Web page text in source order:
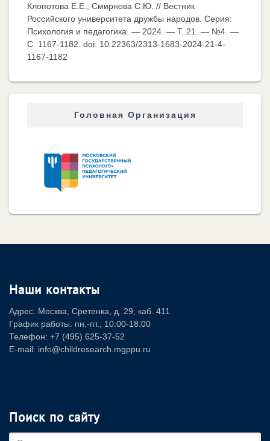
Клопотова Е.Е., Смирнова С.Ю. // Вестник
Российского университета дружбы народов. Серия:
Психология и педагогика. — 2024. — Т. 21. — №4. —
C. 1167-1182. doi: 10.22363/2313-1683-2024-21-4-
1167-1182
Головная Организация
Наши контакты
Адрес: Москва, Сретенка, д. 29, каб. 411
График работы: пн.-пт., 10:00-18:00
Телефон: +7 (495) 625-37-52
E-mail: info@childresearch.mgppu.ru
Поиск по сайту